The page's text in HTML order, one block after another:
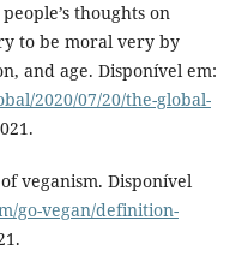
thoughts on
to be moral very by
and age. Disponível em:
2020/07/20/the-global-
veganism. Disponível
go-vegan/definition-